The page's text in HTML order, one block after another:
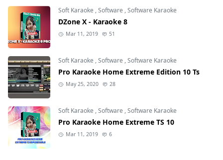
Soft Karaoke ,Software ,Software Karaoke
DZone X - Karaoke 8
Mar 11, 2019 51
Soft Karaoke ,Software ,Software Karaoke
Pro Karaoke Home Extreme Edition 10 Ts
May 25, 2020 28
Soft Karaoke ,Software ,Software Karaoke
Pro Karaoke Home Extreme TS 10
Mar 11, 2019 6